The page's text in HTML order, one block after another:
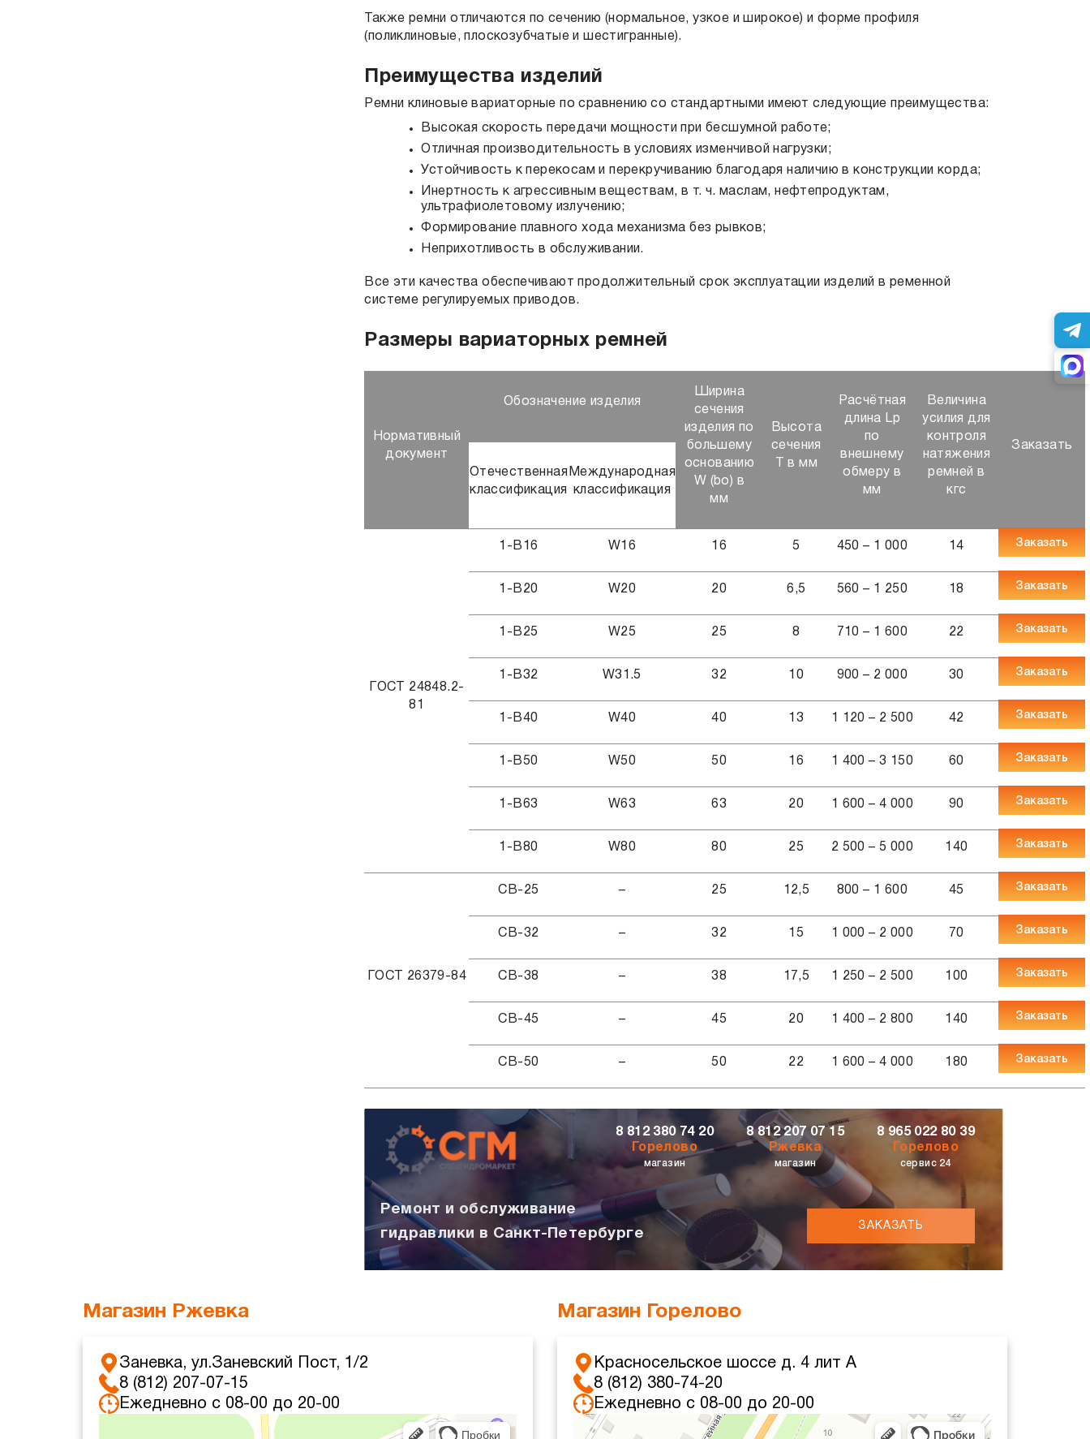
Также ремни отличаются по сечению (нормальное, узкое и широкое) и форме профиля
(поликлиновые, плоскозубчатые и шестигранные).
Преимущества изделий
Ремни клиновые вариаторные по сравнению со стандартными имеют следующие преимущества:
Высокая скорость передачи мощности при бесшумной работе;
Отличная производительность в условиях изменчивой нагрузки;
Устойчивость к перекосам и перекручиванию благодаря наличию в конструкции корда;
Инертность к агрессивным веществам, в т. ч. маслам, нефтепродуктам,
ультрафиолетовому излучению;
Формирование плавного хода механизма без рывков;
Неприхотливость в обслуживании.
Все эти качества обеспечивают продолжительный срок эксплуатации изделий в ременной
системе регулируемых приводов.
Размеры вариаторных ремней
Нормативный
документ
Обозначение изделия
Ширина
сечения
изделия по
большему
основанию
W (bo) в
мм
Высота
сечения
Т в мм
Расчётная
длина Lp
по
внешнему
обмеру в
мм
Величина
усилия для
контроля
натяжения
ремней в
кгс
Заказать
Отечественная
классификация
Международная
классификация
ГОСТ 24848.2-
81
1-В16 W16 16 5 450 – 1 000 14 Заказать
1-В20 W20 20 6,5 560 – 1 250 18 Заказать
1-В25 W25 25 8 710 – 1 600 22 Заказать
1-В32 W31.5 32 10 900 – 2 000 30 Заказать
1-В40 W40 40 13 1 120 – 2 500 42 Заказать
1-В50 W50 50 16 1 400 – 3 150 60 Заказать
1-В63 W63 63 20 1 600 – 4 000 90 Заказать
1-В80 W80 80 25 2 500 – 5 000 140 Заказать
ГОСТ 26379-84
СВ-25 – 25 12,5 800 – 1 600 45 Заказать
СВ-32 – 32 15 1 000 – 2 000 70 Заказать
СВ-38 – 38 17,5 1 250 – 2 500 100 Заказать
СВ-45 – 45 20 1 400 – 2 800 140 Заказать
СВ-50 – 50 22 1 600 – 4 000 180 Заказать
8 812 380 74 20
Горелово
магазин
8 812 207 07 15
Ржевка
магазин
8 965 022 80 39
Горелово
сервис 24
Ремонт и обслуживание
гидравлики в Санкт-Петербурге
ЗАКАЗАТЬ
Магазин Ржевка
Заневка, ул.Заневский Пост, 1/2
8 (812) 207-07-15
Ежедневно с 08-00 до 20-00
Яндекс Карты — транспорт, навигация, поиск мест
Магазин Горелово
Красносельское шоссе д. 4 лит А
8 (812) 380-74-20
Ежедневно с 08-00 до 20-00
Санкт‑Петербург
Красносельское шоссе, 4 — Яндекс Карты